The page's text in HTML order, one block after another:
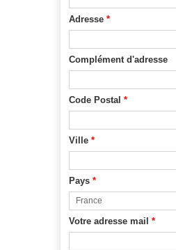
Adresse *
Complément d'adresse
Code Postal *
Ville *
Pays *
France
Votre adresse mail *